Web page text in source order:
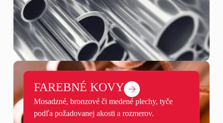
FAREBNÉ KOVY
Mosadzné, bronzové či medené plechy, tyče
podľa požadovanej akosti a rozmerov.